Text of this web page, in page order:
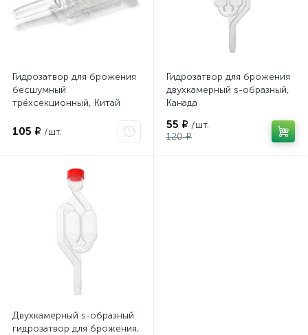
Гидрозатвор для брожения
бесшумный
трёхсекционный, Китай
105 ₽ /шт.
Гидрозатвор для брожения
двухкамерный s-образный,
Канада
55 ₽ /шт.
120 ₽
Двухкамерный s-образный
гидрозатвор для брожения,